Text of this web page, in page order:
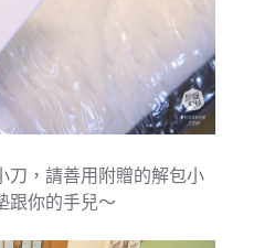
刀，請善用附贈的解包小
跟你的手兒～